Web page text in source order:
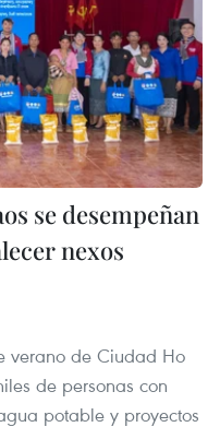
se desempeñan
nexos
verano de Ciudad Ho
de personas con
potable y proyectos